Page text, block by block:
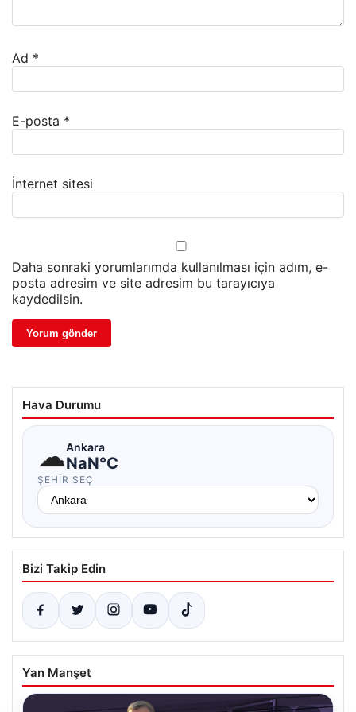
Ad *
E-posta *
İnternet sitesi
Daha sonraki yorumlarımda kullanılması için adım, e-
posta adresim ve site adresim bu tarayıcıya
kaydedilsin.
Hava Durumu
☁Ankara
NaN°C
ŞEHIR SEÇ
Bizi Takip Edin
Yan Manşet